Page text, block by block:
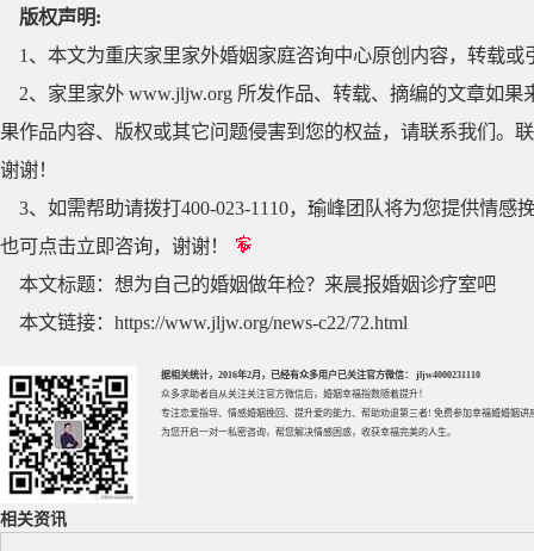
版权声明:
1、本文为重庆家里家外婚姻家庭咨询中心原创内容，转载
2、家里家外 www.jljw.org 所发作品、转载、摘编的文章如
果作品内容、版权或其它问题侵害到您的权益，请联系我们。
谢谢！
3、如需帮助请拨打400-023-1110，瑜峰团队将为您提供情
也可点击立即咨询，谢谢！
本文标题： 想为自己的婚姻做年检？来晨报婚姻诊疗室吧
本文链接： https://www.jljw.org/news-c22/72.html
据相关统计，2016年2月，已经有众多用户已关注官方微信： jljw4000231110
众多求助者自从关注关注官方微信后，婚姻幸福指数随着提升！
专注恋爱指导、 情感婚姻挽回 、提升爱的能力、帮助劝退第三者! 免费参加幸福婚婚姻讲
为您开启一对一私密咨询，帮您解决情感困惑，收获幸福完美的人生。
相关资讯